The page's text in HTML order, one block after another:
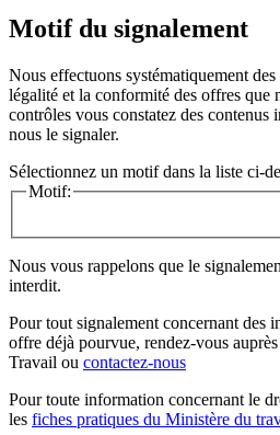
Motif du signalement
Nous effectuons systématiquement
légalité et la conformité des offres que
contrôles vous constatez des contenus
nous le signaler.
Sélectionnez un motif dans la liste ci-
Motif:
Nous vous rappelons que le
interdit.
Pour tout signalement concernant des
offre déjà pourvue, rendez-vous
Travail ou contactez-nous
Pour toute information concernant le
les fiches pratiques du Ministère du